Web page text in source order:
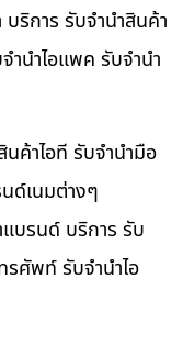
ริการ รับจำนำสินค้า
ำนำไอแพค รับจำนำ
นค้าไอที รับจำนำมือ
ด์เนมต่างๆ
แบรนด์ บริการ รับ
รศัพท์ รับจำนำไอ